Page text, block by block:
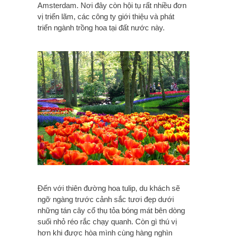
Amsterdam. Nơi đây còn hội tụ rất nhiều đơn
vị triển lãm, các công ty giới thiệu và phát
triển ngành trồng hoa tại đất nước này.
Đến với thiên đường hoa tulip, du khách sẽ
ngỡ ngàng trước cảnh sắc tươi đẹp dưới
những tán cây cổ thụ tỏa bóng mát bên dòng
suối nhỏ réo rắc chạy quanh. Còn gì thú vị
hơn khi được hòa mình cùng hàng nghìn